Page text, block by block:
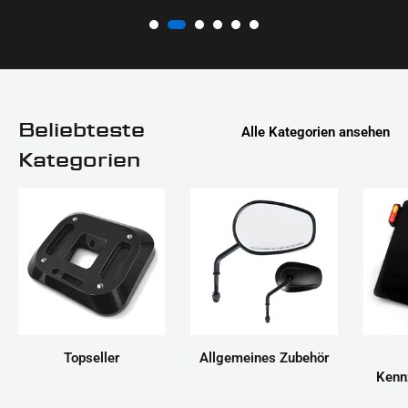
Beliebteste
Kategorien
Alle Kategorien ansehen
Topseller
Allgemeines Zubehör